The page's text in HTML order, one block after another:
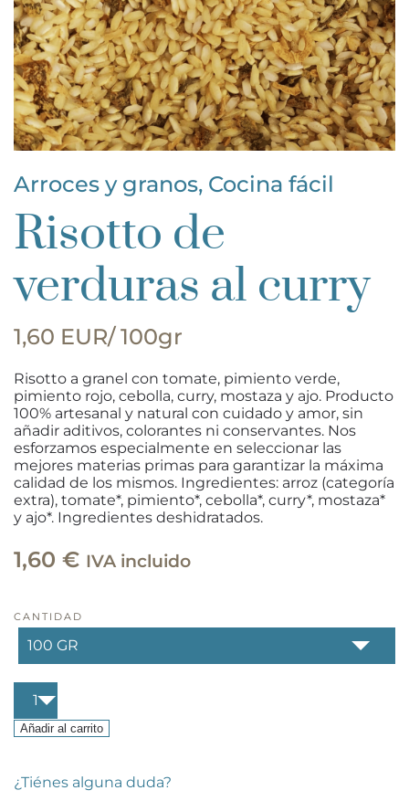
Arroces y granos, Cocina fácil
Risotto de
verduras al curry
1,60 EUR/ 100gr
Risotto a granel con tomate, pimiento verde,
pimiento rojo, cebolla, curry, mostaza y ajo. Producto
100% artesanal y natural con cuidado y amor, sin
añadir aditivos, colorantes ni conservantes. Nos
esforzamos especialmente en seleccionar las
mejores materias primas para garantizar la máxima
calidad de los mismos. Ingredientes: arroz (categoría
extra), tomate*, pimiento*, cebolla*, curry*, mostaza*
y ajo*. Ingredientes deshidratados.
1,60 € IVA incluido
CANTIDAD
Risotto
verduras
al
cantidad
Añadir al carrito
¿Tiénes alguna duda?